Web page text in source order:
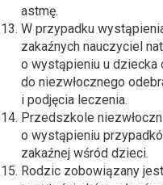
astmę.
W przypadku
zakaźnych nauczyciel
o wystąpieniu u dziecka
do niezwłocznego
i podjęcia leczenia.
Przedszkole
o wystąpieniu
zakaźnej wśród dzieci.
Rodzic zobowiązany